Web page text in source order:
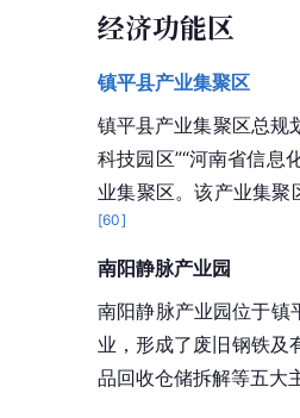
经济功能区
镇平县产业集聚区
镇平县产业集聚区总规
科技园区”“河南省信息
业集聚区。该产业集
[60]
南阳静脉产业园
南阳静脉产业园位于镇
业，形成了废旧钢铁及
品回收仓储拆解等五大